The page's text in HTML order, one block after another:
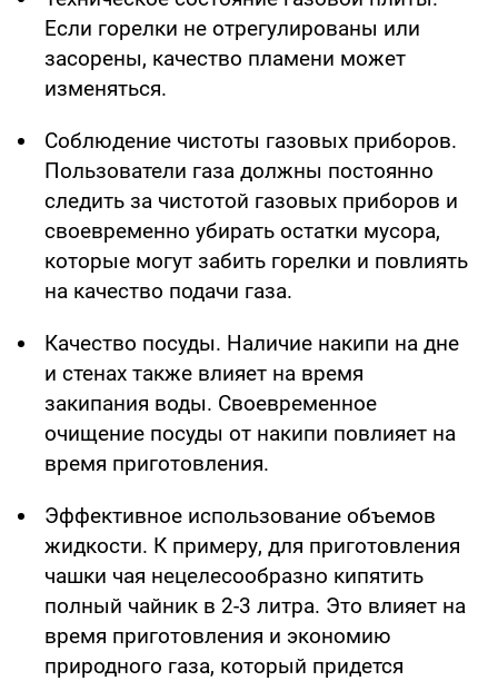
Если горелки не отрегулированы или
засорены, качество пламени может
изменяться.
Соблюдение чистоты газовых приборов.
Пользователи газа должны постоянно
следить за чистотой газовых приборов и
своевременно убирать остатки мусора,
которые могут забить горелки и повлиять
на качество подачи газа.
Качество посуды. Наличие накипи на дне
и стенах также влияет на время
закипания воды. Своевременное
очищение посуды от накипи повлияет на
время приготовления.
Эффективное использование объемов
жидкости. К примеру, для приготовления
чашки чая нецелесообразно кипятить
полный чайник в 2-3 литра. Это влияет на
время приготовления и экономию
природного газа, который придется